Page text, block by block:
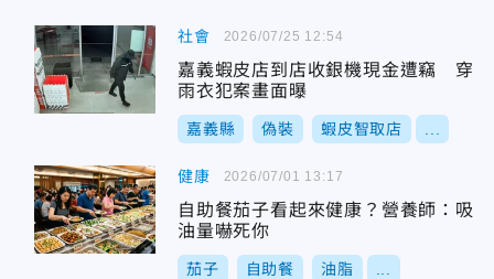
社會
嘉義蝦皮店到店收銀機現金遭竊 穿
雨衣犯案畫面曝
嘉義縣 偽裝 蝦皮智取店
2026/07/25 12:54
健康
自助餐茄子看起來健康？營養師：吸
油量嚇死你
茄子 自助餐 油脂
2026/07/01 13:17